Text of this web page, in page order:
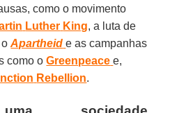
como o movimento
Luther King, a luta de
oApartheid e as campanhas
como oGreenpeace e,
Rebellion.